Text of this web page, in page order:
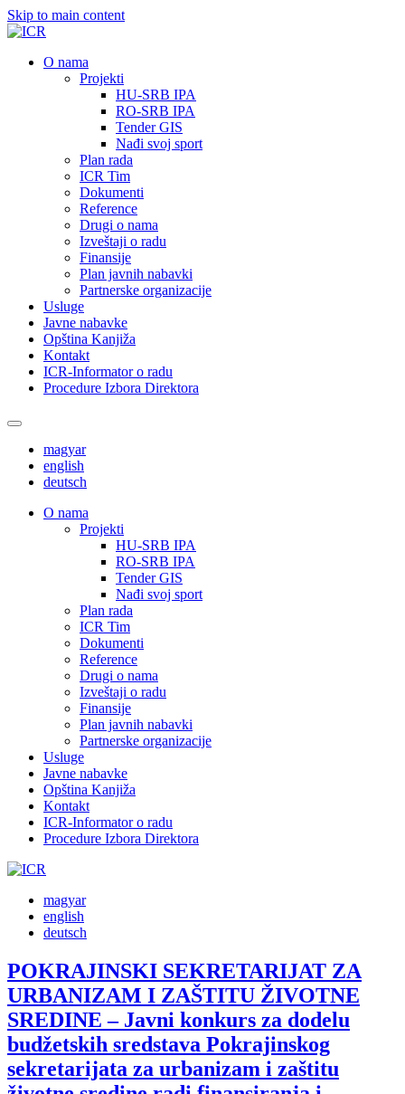
Skip to main content
О nama
Projekti
HU-SRB IPA
RO-SRB IPA
Tender GIS
Nađi svoj sport
Plan rada
ICR Tim
Dokumenti
Reference
Drugi o nama
Izveštaji o radu
Finansije
Plan javnih nabavki
Partnerske organizacije
Usluge
Javne nabavke
Opština Kanjiža
Kontakt
ICR-Informator o radu
Procedure Izbora Direktora
magyar
english
deutsch
О nama
Projekti
HU-SRB IPA
RO-SRB IPA
Tender GIS
Nađi svoj sport
Plan rada
ICR Tim
Dokumenti
Reference
Drugi o nama
Izveštaji o radu
Finansije
Plan javnih nabavki
Partnerske organizacije
Usluge
Javne nabavke
Opština Kanjiža
Kontakt
ICR-Informator o radu
Procedure Izbora Direktora
magyar
english
deutsch
POKRAJINSKI SEKRETARIJAT ZA
URBANIZAM I ZAŠTITU ŽIVOTNE
SREDINE – Javni konkurs za dodelu
budžetskih sredstava Pokrajinskog
sekretarijata za urbanizam i zaštitu